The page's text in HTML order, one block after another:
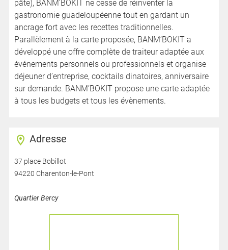
pâte), BANM’BOKIT ne cesse de réinventer la
gastronomie guadeloupéenne tout en gardant un
ancrage fort avec les recettes traditionnelles.
Parallèlement à la carte proposée, BANM’BOKIT a
développé une offre complète de traiteur adaptée aux
événements personnels ou professionnels et organise
déjeuner d’entreprise, cocktails dinatoires, anniversaire
sur demande. BANM’BOKIT propose une carte adaptée
à tous les budgets et tous les évènements.
Adresse
37 place Bobillot
94220 Charenton-le-Pont
Quartier Bercy